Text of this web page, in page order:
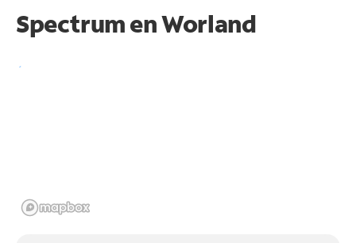
Spectrum enWorland